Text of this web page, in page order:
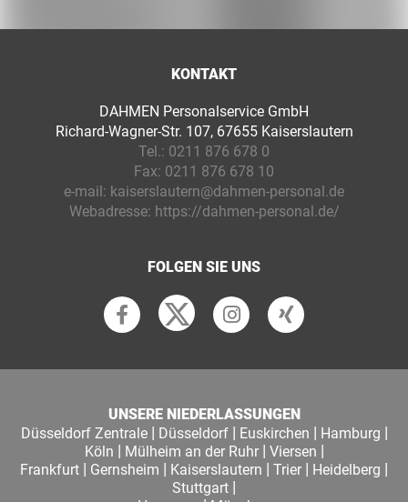
KONTAKT
DAHMEN Personalservice GmbH
Richard-Wagner-Str. 107, 67655 Kaiserslautern
Tel.: 0211 876 678 0
Fax: 0211 876 678 10
e-mail: kaiserslautern@dahmen-personal.de
Webadresse: https://dahmen-personal.de/
FOLGEN SIE UNS
UNSERE NIEDERLASSUNGEN
Düsseldorf Zentrale| Düsseldorf| Euskirchen | Hamburg |
Köln | Mülheim an der Ruhr| Viersen |
Frankfurt | Gernsheim | Kaiserslautern | Trier | Heidelberg |
Stuttgart |